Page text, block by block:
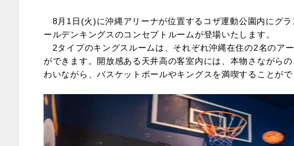
8月1日(火)に沖縄アリーナが位置するコザ運動公園内にグ
ールデンキングスのコンセプトルームが登場いたします。
2タイプのキングスルームは、それぞれ沖縄在住の2名のア
ができます。開放感ある天井高の客室内には、本物さながら
わいながら、バスケットボールやキングスを満喫することがで